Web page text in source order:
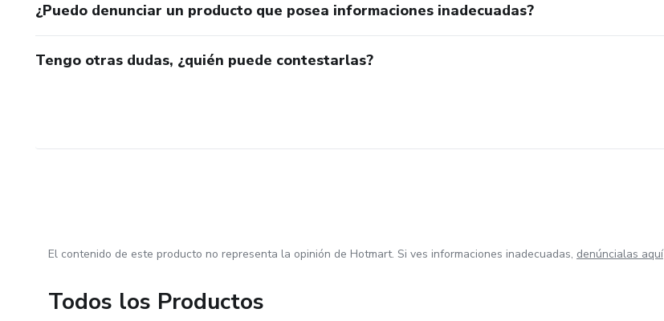
¿Puedo denunciar un producto que posea informaciones inadecuadas?
Tengo otras dudas, ¿quién puede contestarlas?
El contenido de este producto no representa la opinión de Hotmart. Si ves informaciones inadecuadas, denúncialas aquí
Todos los Productos